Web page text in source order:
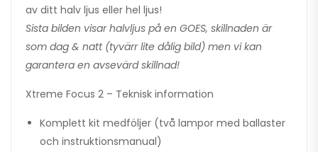
av ditt halv ljus eller hel ljus!
Sista bilden visar halvljus på en GOES, skillnaden är
som dag & natt (tyvärr lite dålig bild) men vi kan
garantera en avsevärd skillnad!
Xtreme Focus 2 – Teknisk information
Komplett kit medföljer (två lampor med ballaster
och instruktionsmanual)